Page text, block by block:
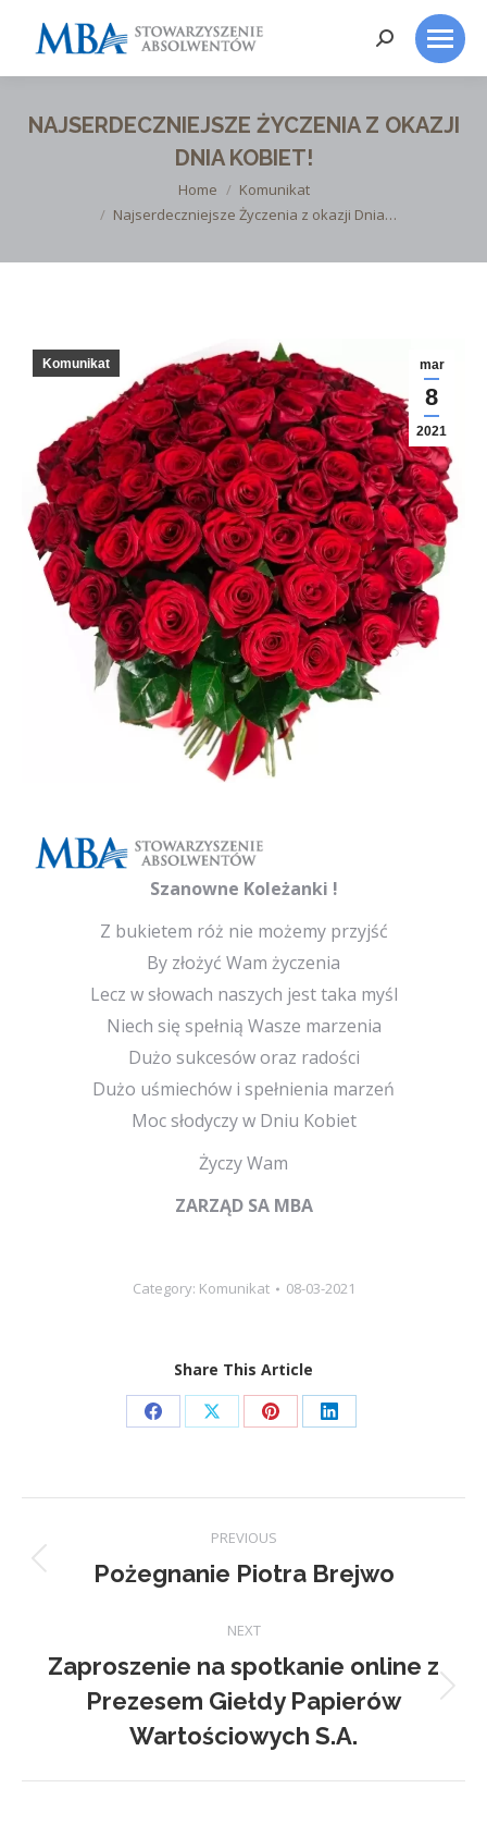
Search:
NAJSERDECZNIEJSZE ŻYCZENIA Z OKAZJI
DNIA KOBIET!
Home
Komunikat
Najserdeczniejsze Życzenia z okazji Dnia…
mar
8
2021
Komunikat
Szanowne Koleżanki !
Z bukietem róż nie możemy przyjść
By złożyć Wam życzenia
Lecz w słowach naszych jest taka myśl
Niech się spełnią Wasze marzenia
Dużo sukcesów oraz radości
Dużo uśmiechów i spełnienia marzeń
Moc słodyczy w Dniu Kobiet
Życzy Wam
ZARZĄD SA MBA
Category: Komunikat 08-03-2021
Share This Article
Share
Facebook
Share
X
Share
Pinterest
Share
LinkedIn
navigation
PREVIOUS
Previous
Pożegnanie Piotra Brejwo
NEXT
Next
post:
Zaproszenie na spotkanie online z
Prezesem Giełdy Papierów
Wartościowych S.A.